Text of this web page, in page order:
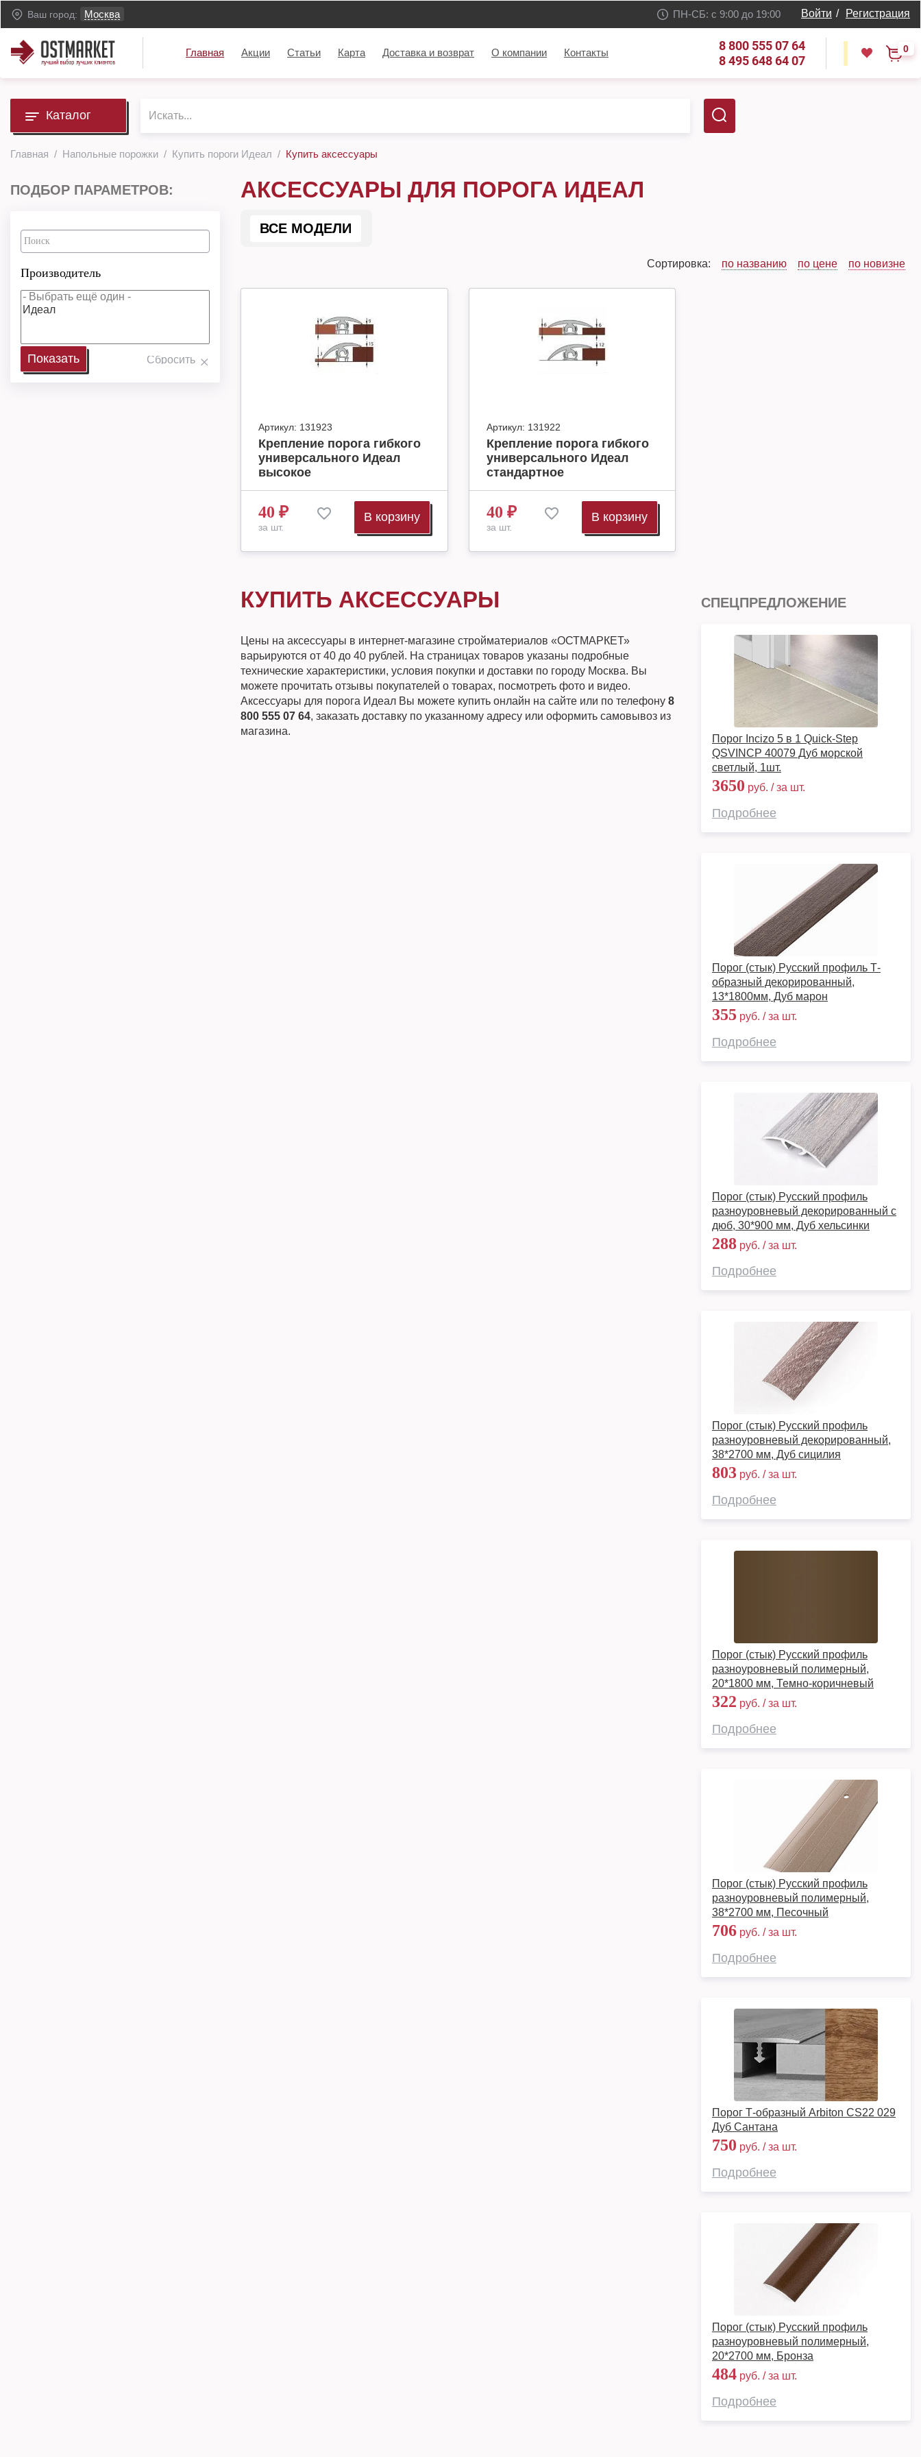
Ваш город: Москва ПН-СБ: с 9:00 до 19:00 Войти / Регистрация
Главная Акции Статьи Карта Доставка и возврат О компании Контакты
8 800 555 07 64
8 495 648 64 07
0
Каталог
Главная Напольные порожки Купить пороги Идеал Купить аксессуары
ПОДБОР ПАРАМЕТРОВ:
Производитель
АКСЕССУАРЫ ДЛЯ ПОРОГА ИДЕАЛ
ВСЕ МОДЕЛИ
Сортировка: по названию по цене по новизне
Артикул: 131923
Крепление порога гибкого
универсального Идеал
высокое
40 ₽
за шт.
В корзину
Артикул: 131922
Крепление порога гибкого
универсального Идеал
стандартное
40 ₽
за шт.
В корзину
КУПИТЬ АКСЕССУАРЫ
Цены на аксессуары в интернет-магазине стройматериалов «ОСТМАРКЕТ»
варьируются от 40 до 40 рублей. На страницах товаров указаны подробные
технические характеристики, условия покупки и доставки по городу Москва. Вы
можете прочитать отзывы покупателей о товарах, посмотреть фото и видео.
Аксессуары для порога Идеал Вы можете купить онлайн на сайте или по телефону 8
800 555 07 64, заказать доставку по указанному адресу или оформить самовывоз из
магазина.
СПЕЦПРЕДЛОЖЕНИЕ
Порог Incizo 5 в 1 Quick-Step
QSVINCP 40079 Дуб морской
светлый, 1шт.
3650 руб. / за шт.
Подробнее
Порог (стык) Русский профиль Т-
образный декорированный,
13*1800мм, Дуб марон
355 руб. / за шт.
Подробнее
Порог (стык) Русский профиль
разноуровневый декорированный с
дюб, 30*900 мм, Дуб хельсинки
288 руб. / за шт.
Подробнее
Порог (стык) Русский профиль
разноуровневый декорированный,
38*2700 мм, Дуб сицилия
803 руб. / за шт.
Подробнее
Порог (стык) Русский профиль
разноуровневый полимерный,
20*1800 мм, Темно-коричневый
322 руб. / за шт.
Подробнее
Порог (стык) Русский профиль
разноуровневый полимерный,
38*2700 мм, Песочный
706 руб. / за шт.
Подробнее
Порог Т-образный Arbiton CS22 029
Дуб Сантана
750 руб. / за шт.
Подробнее
Порог (стык) Русский профиль
разноуровневый полимерный,
20*2700 мм, Бронза
484 руб. / за шт.
Подробнее